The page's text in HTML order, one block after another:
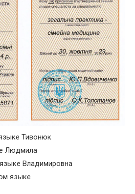
Тивонюк
Людмила
Владимировна
языке